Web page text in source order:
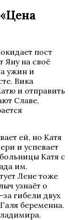
пост
Яну на своё
ужин и
Вика
и отправить
Славе,
ей, но Катя
и успевает
Катя с
им.
Лене тоже
узнаёт о
гибели двух
беременна.